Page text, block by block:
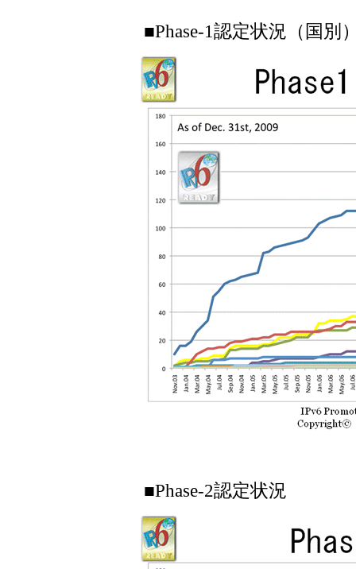
■Phase-1認定状況（国別
■Phase-2認定状況